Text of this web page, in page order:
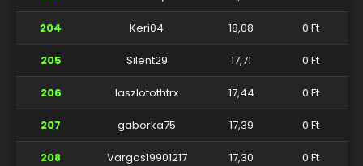
204 Keri04 18,08 0 Ft
205 Silent29 17,71 0 Ft
206 laszlotothtrx 17,44 0 Ft
207 gaborka75 17,39 0 Ft
208 Vargas19901217 17,30 0 Ft